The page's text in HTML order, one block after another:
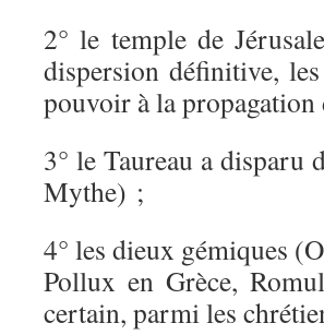
2° le temple de
dispersion définitive,
pouvoir à la
3° le Taureau a
Mythe) ;
4° les dieux gémiques
Pollux en Grèce,
certain, parmi les